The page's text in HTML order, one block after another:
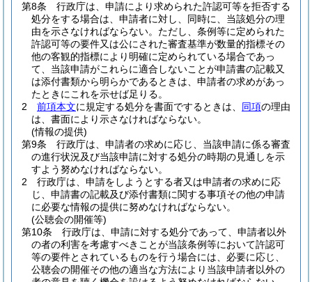
第8条
行政庁は、申請により求められた許認可等を拒否する
処分をする場合は、申請者に対し、同時に、当該処分の理
由を示さなければならない。 ただし、条例等に定められた
許認可等の要件又は公にされた審査基準が数量的指標その
他の客観的指標により明確に定められている場合であっ
て、当該申請がこれらに適合しないことが申請書の記載又
は添付書類から明らかであるときは、申請者の求めがあっ
たときにこれを示せば足りる。
2
前項本文に規定する処分を書面でするときは、 同項の理由
は、書面により示さなければならない。
(情報の提供)
第9条
行政庁は、申請者の求めに応じ、当該申請に係る審査
の進行状況及び当該申請に対する処分の時期の見通しを示
すよう努めなければならない。
2
行政庁は、申請をしようとする者又は申請者の求めに応
じ、申請書の記載及び添付書類に関する事項その他の申請
に必要な情報の提供に努めなければならない。
(公聴会の開催等)
第10条
行政庁は、申請に対する処分であって、申請者以外
の者の利害を考慮すべきことが当該条例等において許認可
等の要件とされているものを行う場合には、必要に応じ、
公聴会の開催その他の適当な方法により当該申請者以外の